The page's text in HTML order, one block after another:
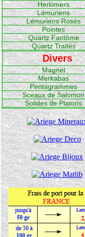
Herkimers
Lémuriens
Lémuriens Rosés
Pointes
Quartz Fantôme
Quartz Traités
Divers
Magnet
Merkabas
Pentagrammes
Sceaux de Salomon
Solides de Platons